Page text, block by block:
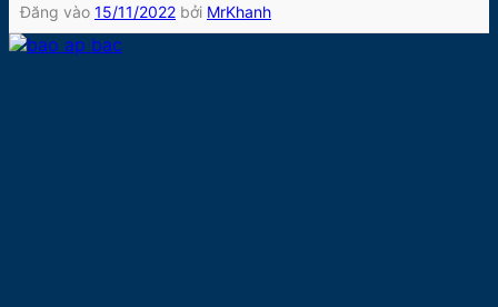
Đăng vào 15/11/2022 bởi MrKhanh